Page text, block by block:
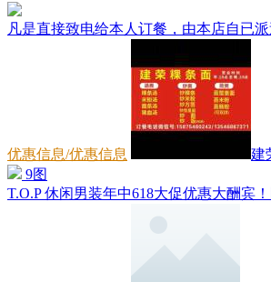
凡是直接致电给本人订餐，由本店自已
优惠信息/优惠信息 建
9图
T.O.P 休闲男装年中618大促优惠大酬宾